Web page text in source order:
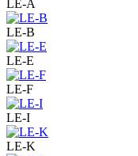
LE-A
LE-B
LE-E
LE-F
LE-I
LE-K